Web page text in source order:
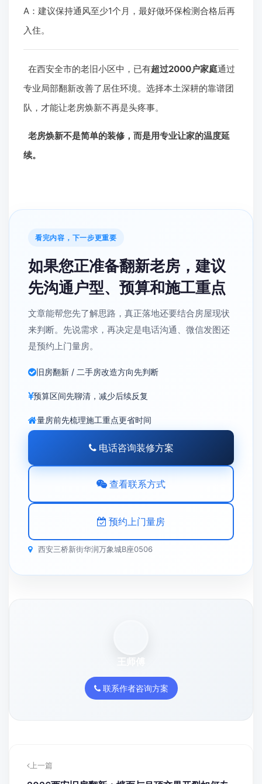
A：建议保持通风至少1个月，最好做环保检测合格后再
入住。
在西安全市的老旧小区中，已有超过2000户家庭通过
专业局部翻新改善了居住环境。选择本土深耕的靠谱团
队，才能让老房焕新不再是头疼事。
老房焕新不是简单的装修，而是用专业让家的温度延
续。
看完内容，下一步更重要
如果您正准备翻新老房，建议
先沟通户型、预算和施工重点
文章能帮您先了解思路，真正落地还要结合房屋现状
来判断。先说需求，再决定是电话沟通、微信发图还
是预约上门量房。
旧房翻新 / 二手房改造方向先判断
预算区间先聊清，减少后续反复
量房前先梳理施工重点更省时间
电话咨询装修方案
查看联系方式
预约上门量房
西安三桥新街华润万象城B座0506
王师傅
联系作者咨询方案
上一篇